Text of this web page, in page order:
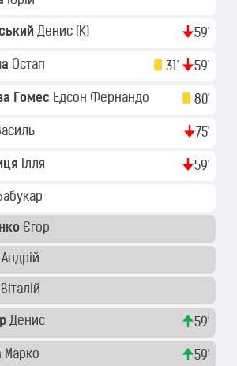
Денис (K) 59'
Остап 31' 59'
Гомес Едсон Фернандо 80'
75'
Ілля 59'
Єгор
Андрій
Віталій
Денис 59'
Марко 59'